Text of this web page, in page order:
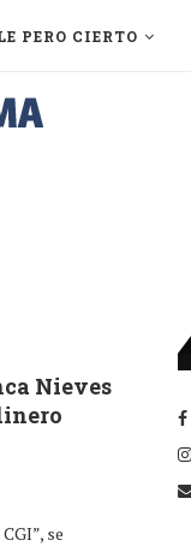
PERO CIERTO
Nieves
se